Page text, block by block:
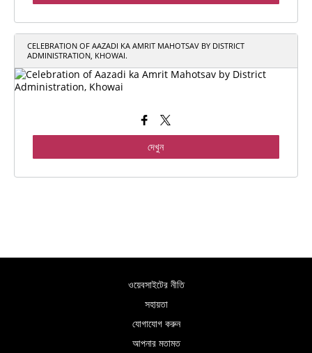
CELEBRATION OF AAZADI KA AMRIT MAHOTSAV BY DISTRICT
ADMINISTRATION, KHOWAI.
দেখুন
ওয়েবসাইটের নীতি
সহায়তা
যোগাযোগ করুন
আপনার মতামত